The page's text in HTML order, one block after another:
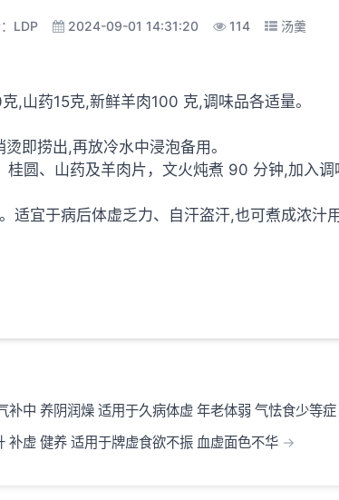
LDP 2024-09-01 14:31:20 114 汤羹
,山药15克,新鲜羊肉100 克,调味品各适量。
即捞出,再放冷水中浸泡备用。
圆、山药及羊肉片，文火炖煮 90 分钟,加入调
适宜于病后体虚乏力、自汗盗汗,也可煮成浓汁
补中 养阴润燥 适用于久病体虚 年老体弱 气怯食少等症
补虚 健养 适用于牌虚食欲不振 血虚面色不华